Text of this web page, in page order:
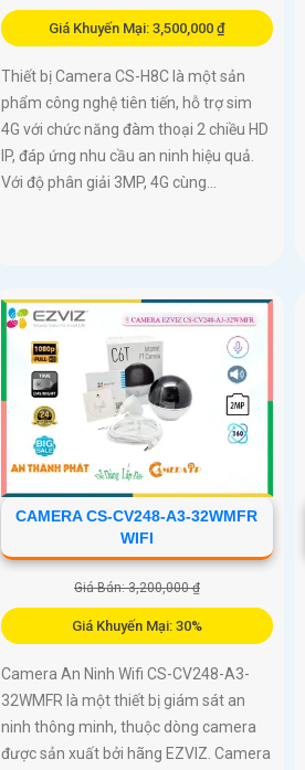
Giá Khuyến Mại: 3,500,000 ₫
Thiết bị Camera CS-H8C là một sản
phẩm công nghệ tiên tiến, hỗ trợ sim
4G với chức năng đàm thoại 2 chiều HD
IP, đáp ứng nhu cầu an ninh hiệu quả.
Với độ phân giải 3MP, 4G cùng...
CAMERA CS-CV248-A3-32WMFR
WIFI
Giá Bán: 3,200,000 ₫
Giá Khuyến Mại: 30%
Camera An Ninh Wifi CS-CV248-A3-
32WMFR là một thiết bị giám sát an
ninh thông minh, thuộc dòng camera
được sản xuất bởi hãng EZVIZ. Camera